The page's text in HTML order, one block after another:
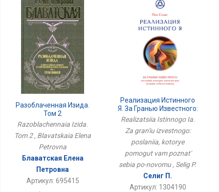
Разоблаченная Изида.
Том 2
Razoblachennaia Izida.
Tom 2 , Blavatskaia Elena
Petrovna
Блаватская Елена
Петровна
Артикул: 695415
Реализация Истинного
Я. За Гранью Известного:
Послания, Которые
Помогут Вам Познать
Себя По-Новому
Realizatsiia Istinnogo Ia.
Za gran'iu izvestnogo:
poslaniia, kotorye
pomogut vam poznat'
sebia po-novomu , Selig P.
Селиг П.
Артикул: 1304190